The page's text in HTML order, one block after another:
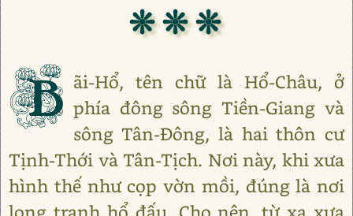
❊ ❊ ❊
B ãi-Hổ, tên chữ là Hổ-Châu, ở
phía đông sông Tiền-Giang và
sông Tân-Đông, là hai thôn cư
Tịnh-Thới và Tân-Tịch. Nơi này, khi xưa
hình thế như cọp vờn mồi, đúng là nơi